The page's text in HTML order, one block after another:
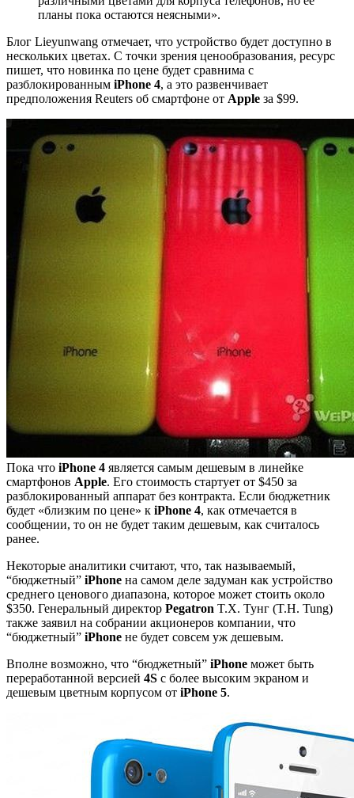
планы пока остаются неясными».
Блог Lieyunwang отмечает, что устройство будет доступно в
нескольких цветах. С точки зрения ценообразования, ресурс
пишет, что новинка по цене будет сравнима с
разблокированным iPhone 4, а это развенчивает
предположения Reuters об смартфоне от Apple за $99.
Пока что iPhone 4 является самым дешевым в линейке
смартфонов Apple. Его стоимость стартует от $450 за
разблокированный аппарат без контракта. Если бюджетник
будет «близким по цене» к iPhone 4, как отмечается в
сообщении, то он не будет таким дешевым, как считалось
ранее.
Некоторые аналитики считают, что, так называемый,
“бюджетный” iPhone на самом деле задуман как устройство
среднего ценового диапазона, которое может стоить около
$350. Генеральный директор Pegatron T.Х. Тунг (T.H. Tung)
также заявил на собрании акционеров компании, что
“бюджетный” iPhone не будет совсем уж дешевым.
Вполне возможно, что “бюджетный” iPhone может быть
переработанной версией 4S с более высоким экраном и
дешевым цветным корпусом от iPhone 5.